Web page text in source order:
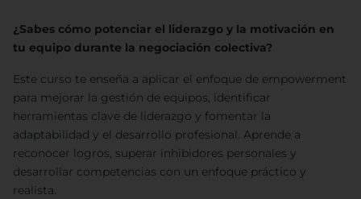
¿Sabes cómo potenciar el liderazgo y la motivación en
tu equipo durante la negociación colectiva?
Este curso te enseña a aplicar el enfoque de empowerment
para mejorar la gestión de equipos, identificar
herramientas clave de liderazgo y fomentar la
adaptabilidad y el desarrollo profesional. Aprende a
reconocer logros, superar inhibidores personales y
desarrollar competencias con un enfoque práctico y
realista.